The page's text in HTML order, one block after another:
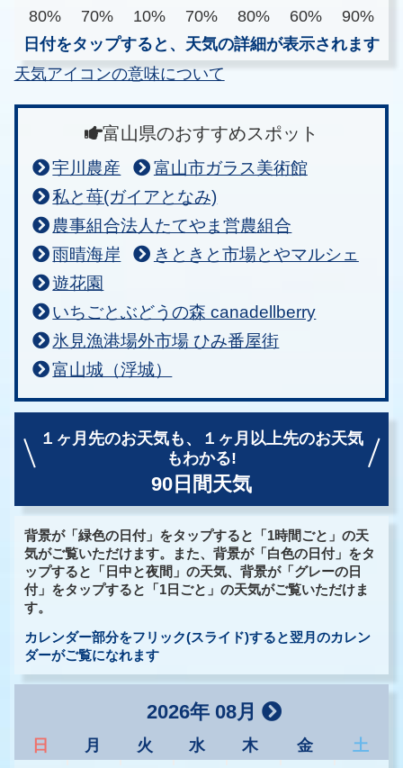
80%
70% 10% 70% 80% 60%
90%
日付をタップすると、天気の詳細が表示されます
天気アイコンの意味について
富山県のおすすめスポット
宇川農産
富山市ガラス美術館
私と苺(ガイアとなみ)
農事組合法人たてやま営農組合
雨晴海岸
きときと市場とやマルシェ
遊花園
いちごとぶどうの森 canadellberry
氷見漁港場外市場 ひみ番屋街
富山城（浮城）
１ヶ月先のお天気も、
１ヶ月以上先のお天気
もわかる!
90日間天気
背景が「緑色の日付」をタップすると「1時間ごと」の天
気がご覧いただけます。また、背景が「白色の日付」をタ
ップすると「日中と夜間」の天気、背景が「グレーの日
付」をタップすると「1日ごと」の天気がご覧いただけま
す。
カレンダー部分をフリック(スライド)すると翌月のカレン
ダーがご覧になれます
2026年 08月
日 月 火 水 木 金
土